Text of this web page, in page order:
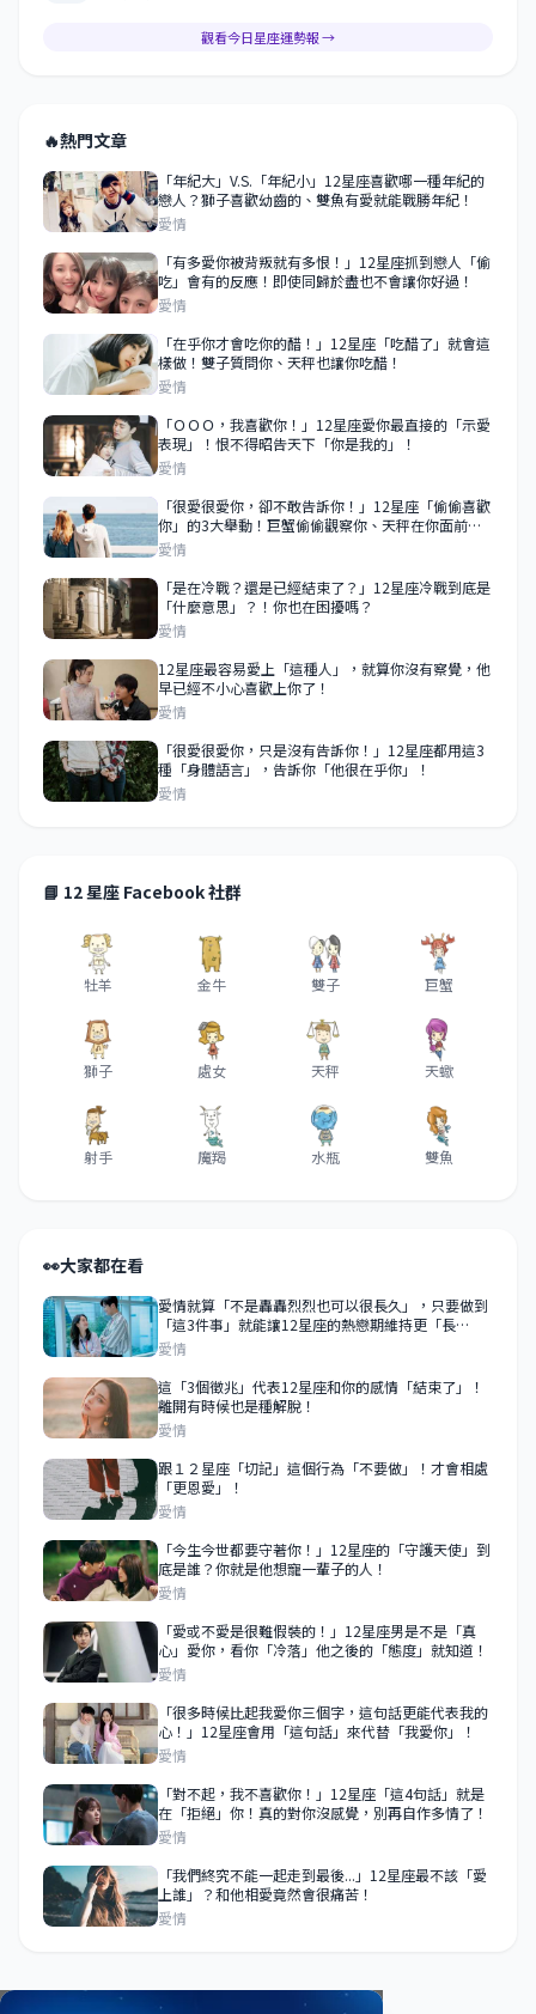
觀看今日星座運勢報 →
🔥熱門文章
「年紀大」V.S.「年紀小」12星座喜歡哪一種年紀的
戀人？獅子喜歡幼齒的、雙魚有愛就能戰勝年紀！
愛情
「有多愛你被背叛就有多恨！」12星座抓到戀人「偷
吃」會有的反應！即使同歸於盡也不會讓你好過！
愛情
「在乎你才會吃你的醋！」12星座「吃醋了」就會這
樣做！雙子質問你、天秤也讓你吃醋！
愛情
「ＯＯＯ，我喜歡你！」12星座愛你最直接的「示愛
表現」！恨不得昭告天下「你是我的」！
愛情
「很愛很愛你，卻不敢告訴你！」12星座「偷偷喜歡
你」的3大舉動！巨蟹偷偷觀察你、天秤在你面前求
表現！
愛情
「是在冷戰？還是已經結束了？」12星座冷戰到底是
「什麼意思」？！你也在困擾嗎？
愛情
12星座最容易愛上「這種人」，就算你沒有察覺，他
早已經不小心喜歡上你了！
愛情
「很愛很愛你，只是沒有告訴你！」12星座都用這3
種「身體語言」，告訴你「他很在乎你」！
愛情
📘 12 星座 Facebook 社群
牡羊 金牛 雙子 巨蟹
獅子 處女 天秤 天蠍
射手 魔羯 水瓶 雙魚
👀大家都在看
愛情就算「不是轟轟烈烈也可以很長久」，只要做到
「這3件事」就能讓12星座的熱戀期維持更「長
久」！
愛情
這「3個徵兆」代表12星座和你的感情「結束了」！
離開有時候也是種解脫！
愛情
跟１２星座「切記」這個行為「不要做」！才會相處
「更恩愛」！
愛情
「今生今世都要守著你！」12星座的「守護天使」到
底是誰？你就是他想寵一輩子的人！
愛情
「愛或不愛是很難假裝的！」12星座男是不是「真
心」愛你，看你「冷落」他之後的「態度」就知道！
愛情
「很多時候比起我愛你三個字，這句話更能代表我的
心！」12星座會用「這句話」來代替「我愛你」！
愛情
​​​​​​​「對不起，我不喜歡你！」12星座「這4句話」就是
在「拒絕」你！真的對你沒感覺，別再自作多情了！
愛情
「我們終究不能一起走到最後...」12星座最不該「愛
上誰」？和他相愛竟然會很痛苦！
愛情